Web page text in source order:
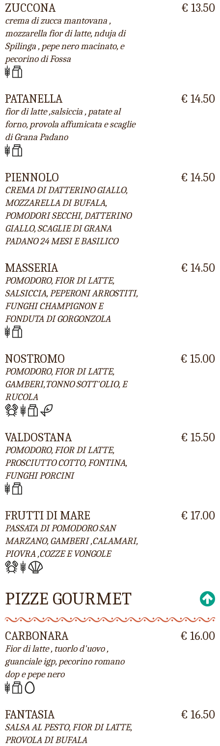
ZUCCONA
crema di zucca mantovana ,
mozzarella fior di latte, nduja di
Spilinga , pepe nero macinato, e
pecorino di Fossa
€ 13.50
PATANELLA
fior di latte ,salsiccia , patate al
forno, provola affumicata e scaglie
di Grana Padano
€ 14.50
PIENNOLO
CREMA DI DATTERINO GIALLO,
MOZZARELLA DI BUFALA,
POMODORI SECCHI, DATTERINO
GIALLO, SCAGLIE DI GRANA
PADANO 24 MESI E BASILICO
€ 14.50
MASSERIA
POMODORO, FIOR DI LATTE,
SALSICCIA, PEPERONI ARROSTITI,
FUNGHI CHAMPIGNON E
FONDUTA DI GORGONZOLA
€ 14.50
NOSTROMO
POMODORO, FIOR DI LATTE,
GAMBERI,TONNO SOTT'OLIO, E
RUCOLA
€ 15.00
VALDOSTANA
POMODORO, FIOR DI LATTE,
PROSCIUTTO COTTO, FONTINA,
FUNGHI PORCINI
€ 15.50
FRUTTI DI MARE
PASSATA DI POMODORO SAN
MARZANO, GAMBERI ,CALAMARI,
PIOVRA ,COZZE E VONGOLE
€ 17.00
PIZZE GOURMET
CARBONARA
Fior di latte , tuorlo d'uovo ,
guanciale igp, pecorino romano
dop e pepe nero
€ 16.00
FANTASIA
SALSA AL PESTO, FIOR DI LATTE,
PROVOLA DI BUFALA
€ 16.50